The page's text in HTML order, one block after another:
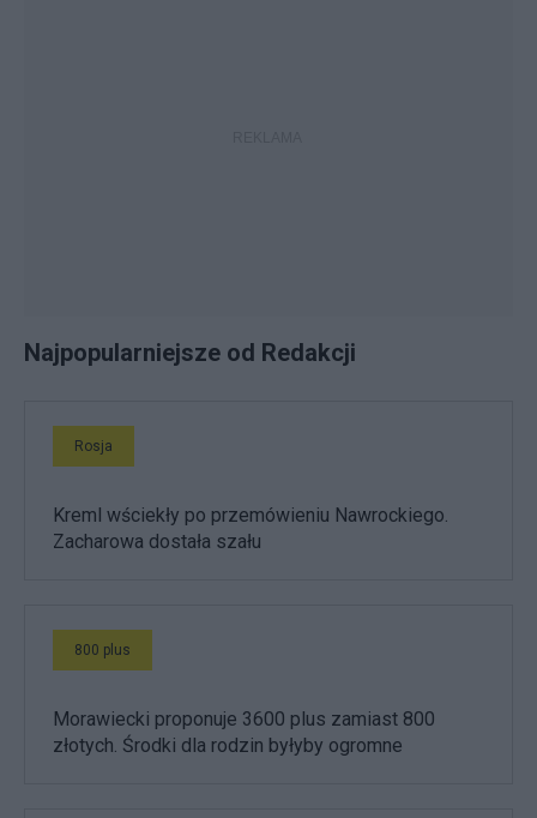
Najpopularniejsze od Redakcji
Rosja
Kreml wściekły po przemówieniu Nawrockiego.
Zacharowa dostała szału
800 plus
Morawiecki proponuje 3600 plus zamiast 800
złotych. Środki dla rodzin byłyby ogromne